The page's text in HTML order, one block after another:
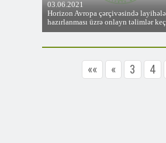
03.06.2021
Horizon Avropa çərçivəsində
hazırlanması üzrə onlayn təlimlər
«« « 3 4